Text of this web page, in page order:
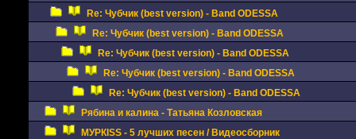
Re: Чубчик (best version) - Band ODESSA
Re: Чубчик (best version) - Band ODESSA
Re: Чубчик (best version) - Band ODESSA
Re: Чубчик (best version) - Band ODESSA
Re: Чубчик (best version) - Band ODESSA
Рябина и калина - Татьяна Козловская
МУРКISS - 5 лучших песен / Видеосборник